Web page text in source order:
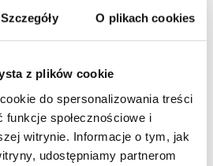
Szczegóły O plikach cookies
z plików cookie
do spersonalizowania treści
funkcje społecznościowe i
witrynie. Informacje o tym, jak
udostępniamy partnerom
promocji programu
poinformowania o